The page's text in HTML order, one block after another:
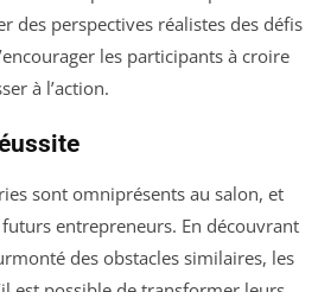
des perspectives réalistes des défis
les participants à croire
à l’action.
sont omniprésents au salon, et
entrepreneurs. En découvrant
des obstacles similaires, les